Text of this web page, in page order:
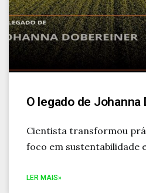
O legado de Johanna
Cientista transformou
foco em sustentabilidade
LER MAIS»